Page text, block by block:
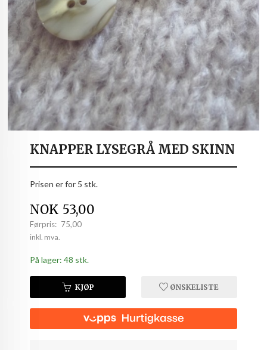
KNAPPER LYSEGRÅ MED SKINN
Prisen er for 5 stk.
Tilbud
NOK 53,00
Førpris: 75,00
Rabatt
inkl. mva.
På lager: 48 stk.
KJØP ØNSKELISTE